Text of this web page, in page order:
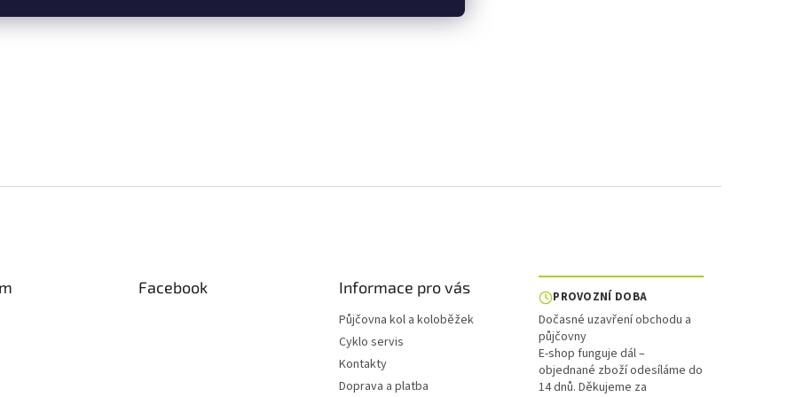
Facebook Informace pro vás
Půjčovna kol a koloběžek
Cyklo servis
Kontakty
Doprava a platba
PROVOZNÍ DOBA
Dočasné uzavření obchodu a
půjčovny
E-shop funguje dál –
objednané zboží odesíláme do
14 dnů. Děkujeme za